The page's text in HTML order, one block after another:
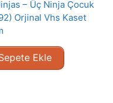
– Üç Ninja Çocuk
Orjinal Vhs Kaset
Ekle